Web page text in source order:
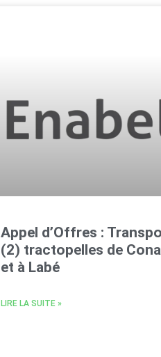
Appel d’Offres :
(2) tractopelles de
et à Labé
LIRE LA SUITE »